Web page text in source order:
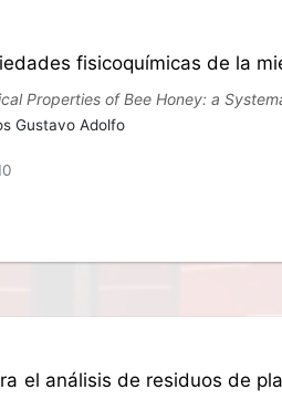
fisicoquímicas de la
Properties of Bee Honey: a
Gustavo Adolfo
el análisis de residuos de